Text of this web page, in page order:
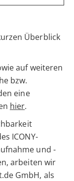
Überblick
auf weiteren
bzw.
eine
hier.
ICONY-
und -
arbeiten wir
GmbH, als